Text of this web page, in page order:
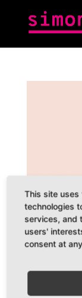
This site
technologies
services, and
users'
consent at